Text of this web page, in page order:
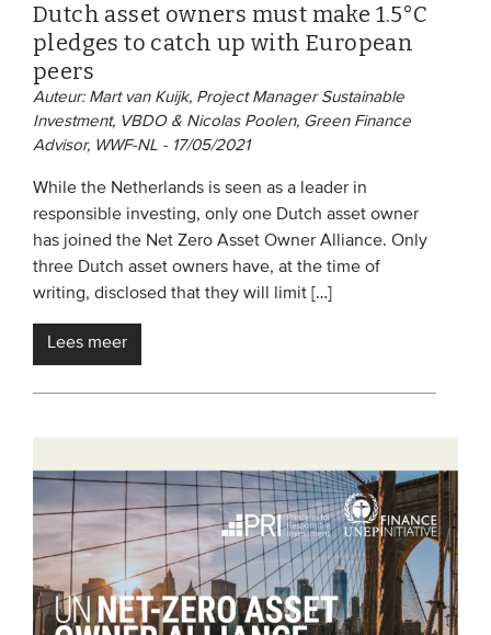
Dutch asset owners must make 1.5°C
pledges to catch up with European
peers
Auteur: Mart van Kuijk, Project Manager Sustainable
Investment, VBDO & Nicolas Poolen, Green Finance
Advisor, WWF-NL - 17/05/2021
While the Netherlands is seen as a leader in
responsible investing, only one Dutch asset owner
has joined the Net Zero Asset Owner Alliance. Only
three Dutch asset owners have, at the time of
writing, disclosed that they will limit […]
Lees meer